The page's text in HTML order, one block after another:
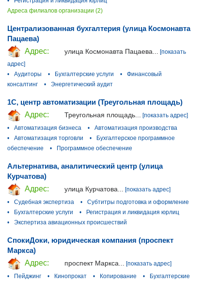
Адреса филиалов организации (2)
Централизованная бухгалтерия (улица Космонавта
Пацаева)
Адрес:
улица Космонавта Пацаева...
[показать
адрес]
•
Аудиторы • Бухгалтерские услуги •
Финансовый
консалтинг
• Энергетический аудит
1С, центр автоматизации (Треугольная площадь)
Адрес:
Треугольная площадь... [показать адрес]
•
Автоматизация бизнеса •
Автоматизация производства
•
Автоматизация торговли •
Бухгалтерское программное
обеспечение
• Программное обеспечение
Альтернатива, аналитический центр (улица
Курчатова)
Адрес:
улица Курчатова... [показать адрес]
•
Судебная экспертиза •
Субтитры подготовка и оформление
•
Бухгалтерские услуги •
Регистрация и ликвидация юрлиц
•
Экспертиза авиационных происшествий
СпокиДоки, юридическая компания (проспект
Маркса)
Адрес:
проспект Маркса...
[показать адрес]
•
Пейджинг • Кинопрокат • Копирование •
Бухгалтерские